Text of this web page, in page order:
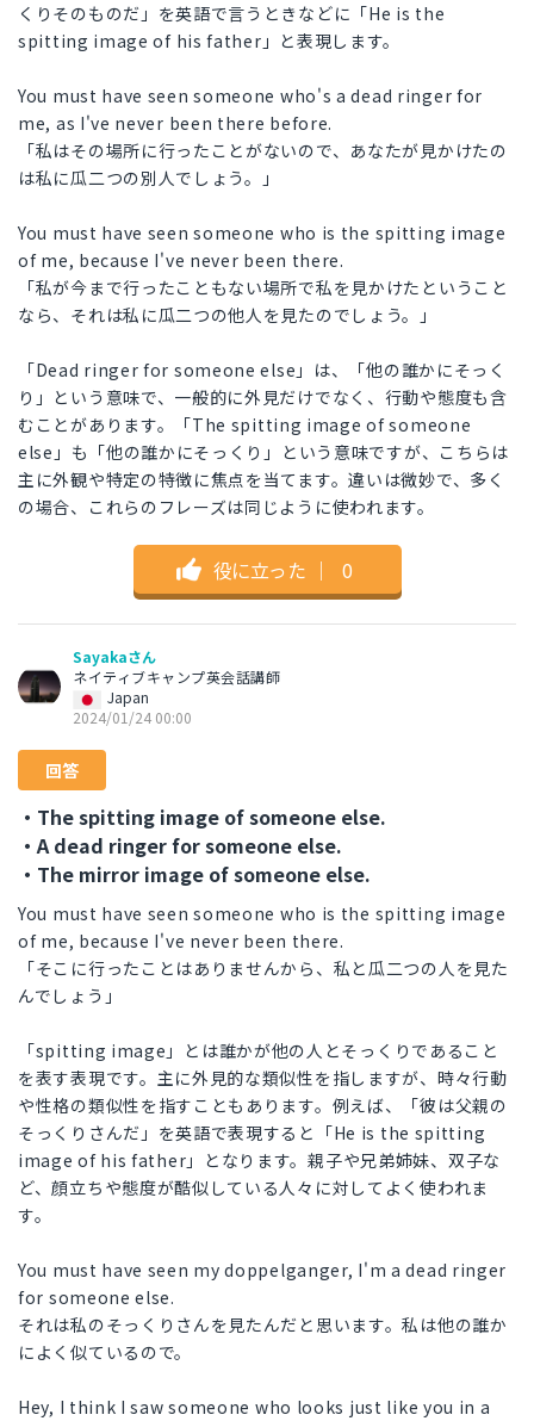
くりそのものだ」を英語で言うときなどに「He is the
spitting image of his father」と表現します。
You must have seen someone who's a dead ringer for
me, as I've never been there before.
「私はその場所に行ったことがないので、あなたが見かけたの
は私に瓜二つの別人でしょう。」
You must have seen someone who is the spitting image
of me, because I've never been there.
「私が今まで行ったこともない場所で私を見かけたということ
なら、それは私に瓜二つの他人を見たのでしょう。」
「Dead ringer for someone else」は、「他の誰かにそっく
り」という意味で、一般的に外見だけでなく、行動や態度も含
むことがあります。「The spitting image of someone
else」も「他の誰かにそっくり」という意味ですが、こちらは
主に外観や特定の特徴に焦点を当てます。違いは微妙で、多く
の場合、これらのフレーズは同じように使われます。
役に立った ｜ 0
Sayakaさん
ネイティブキャンプ英会話講師
Japan
2024/01/24 00:00
回答
・The spitting image of someone else.
・A dead ringer for someone else.
・The mirror image of someone else.
You must have seen someone who is the spitting image
of me, because I've never been there.
「そこに行ったことはありませんから、私と瓜二つの人を見た
んでしょう」
「spitting image」とは誰かが他の人とそっくりであること
を表す表現です。主に外見的な類似性を指しますが、時々行動
や性格の類似性を指すこともあります。例えば、「彼は父親の
そっくりさんだ」を英語で表現すると「He is the spitting
image of his father」となります。親子や兄弟姉妹、双子な
ど、顔立ちや態度が酷似している人々に対してよく使われま
す。
You must have seen my doppelganger, I'm a dead ringer
for someone else.
それは私のそっくりさんを見たんだと思います。私は他の誰か
によく似ているので。
Hey, I think I saw someone who looks just like you in a